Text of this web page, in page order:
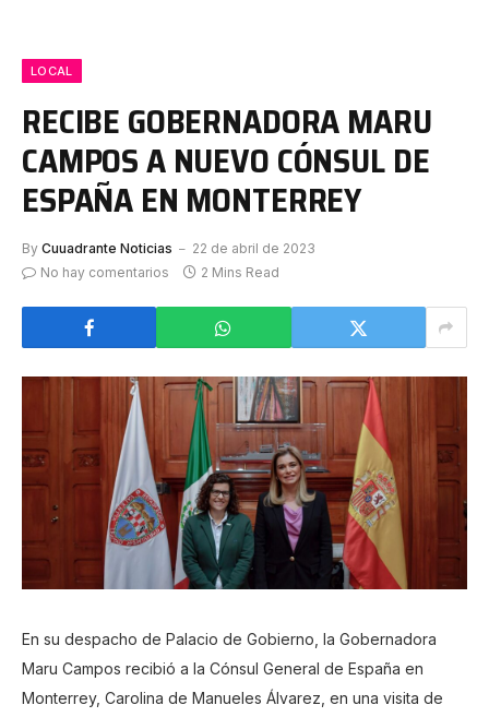
LOCAL
RECIBE GOBERNADORA MARU
CAMPOS A NUEVO CÓNSUL DE
ESPAÑA EN MONTERREY
By Cuuadrante Noticias
22 de abril de 2023
No hay comentarios
2 Mins Read
En su despacho de Palacio de Gobierno, la Gobernadora
Maru Campos recibió a la Cónsul General de España en
Monterrey, Carolina de Manueles Álvarez, en una visita de